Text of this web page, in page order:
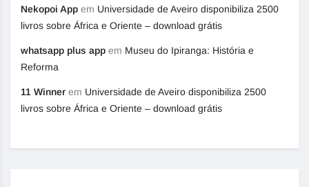
Nekopoi App em Universidade de Aveiro disponibiliza 2500
livros sobre África e Oriente – download grátis
whatsapp plus app em Museu do Ipiranga: História e
Reforma
11 Winner em Universidade de Aveiro disponibiliza 2500
livros sobre África e Oriente – download grátis